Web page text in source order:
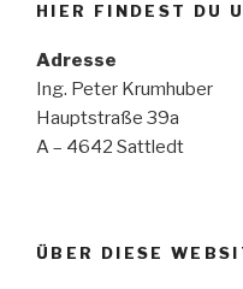
HIER FINDEST DU
Adresse
Ing. Peter Krumhuber
Hauptstraße 39a
A – 4642 Sattledt
ÜBER DIESE